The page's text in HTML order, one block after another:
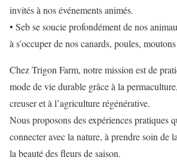
invités à nos événements animés.
• Seb se soucie profondément de nos
à s’occuper de nos canards, poules,
Chez Trigon Farm, notre mission est de
mode de vie durable grâce à la
creuser et à l’agriculture régénérative.
Nous proposons des expériences pratiques
connecter avec la nature, à prendre soin de
la beauté des fleurs de saison.